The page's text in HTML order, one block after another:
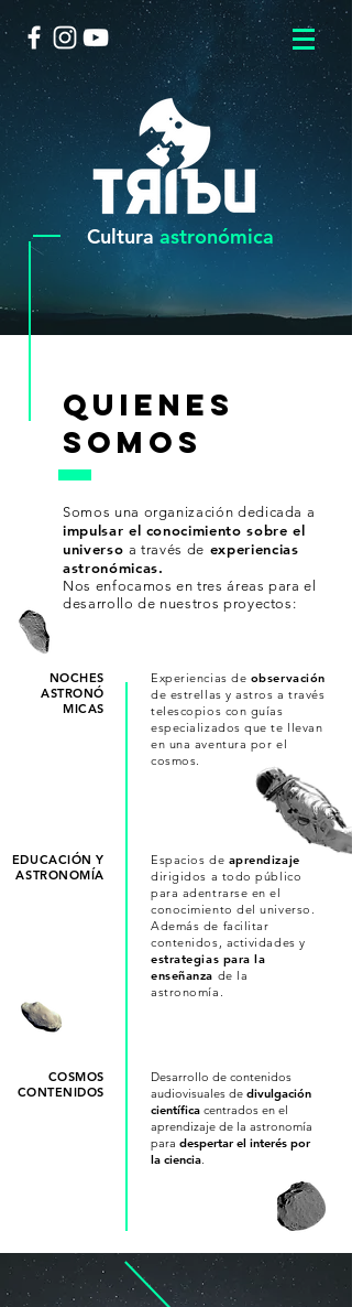
Cultura astronómica
QUIENES
SOMOS
Somos una organización dedicada a
impulsar el conocimiento sobre el
universo a través de experiencias
astronómicas.
Nos enfocamos en tres áreas para el
desarrollo de nuestros proyectos:
NOCHES
ASTRONÓ
MICAS
EDUCACIÓN Y
ASTRONOMÍA
COSMOS
CONTENIDOS
Experiencias de observación
de estrellas y astros a través
telescopios con guías
especializados que te llevan
en una aventura por el
cosmos.
Espacios de aprendizaje
dirigidos a todo público
para adentrarse en el
conocimiento del universo.
Además de facilitar
contenidos, actividades y
estrategias para la
enseñanza de la
astronomía.
Desarrollo de contenidos
audiovisuales de divulgación
científica centrados en el
aprendizaje de la astronomía
para despertar el interés por
la ciencia.